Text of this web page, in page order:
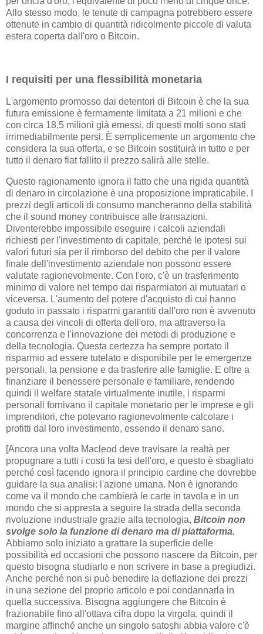
Allo stesso modo, le tenute di campagna potrebbero essere
ottenute in cambio di quantità ridicolmente piccole di valuta
estera coperta dall'oro o Bitcoin.
I requisiti per una flessibilità monetaria
L'argomento promosso dai detentori di Bitcoin è che la sua
futura emissione è fermamente limitata a 21 milioni e che
con circa 18,5 milioni già emessi, di questi molti sono stati
irrimediabilmente persi. È semplicemente un argomento che
considera la sua offerta, e se Bitcoin sostituirà in tutto e per
tutto il denaro fiat fallito il prezzo salirà alle stelle.
Questo ragionamento ignora il fatto che una rigida quantità
di denaro in circolazione è una proposizione impraticabile. I
prezzi degli articoli di consumo mancheranno della stabilità
che il sound money contribuisce alle transazioni.
Diventerebbe impossibile eseguire i calcoli aziendali
richiesti per l'investimento di capitale, perché le ipotesi sui
valori futuri sia per il rimborso del debito che per il valore
finale dell'investimento aziendale non possono essere
valutate ragionevolmente. Con l'oro, c'è un trasferimento
minimo di valore nel tempo dai risparmiatori ai mutuatari o
viceversa. L'aumento del potere d'acquisto di cui hanno
goduto in passato i risparmi garantiti dall'oro non è avvenuto
a causa dei vincoli di offerta dell'oro, ma attraverso la
concorrenza e l'innovazione dei metodi di produzione e
della tecnologia. Questa certezza ha sempre portato il
risparmio ad essere tutelato e disponibile per le emergenze
personali, la pensione e da trasferire alle famiglie. E oltre a
finanziare il benessere personale e familiare, rendendo
quindi il welfare statale virtualmente inutile, i risparmi
personali fornivano il capitale monetario per le imprese e gli
imprenditori, che potevano ragionevolmente calcolare i
profitti dal loro investimento, essendo il denaro sano.
[Ancora una volta Macleod deve travisare la realtà per
propugnare a tutti i costi la tesi dell'oro, e questo è sbagliato
perché così facendo ignora il principio cardine che dovrebbe
guidare la sua analisi: l'azione umana. Non è ignorando
come va il mondo che cambierà le carte in tavola e in un
mondo che si appresta a seguire la strada della seconda
rivoluzione industriale grazie alla tecnologia, Bitcoin non
svolge solo la funzione di denaro ma di piattaforma.
Abbiamo solo iniziato a grattare la superficie delle
possibilità ed occasioni che possono nascere da Bitcoin, per
questo bisogna studiarlo e non scrivere in base a pregiudizi.
Anche perché non si può benedire la deflazione dei prezzi
in una sezione del proprio articolo e poi condannarla in
quella successiva. Bisogna aggiungere che Bitcoin è
frazionabile fino all'ottava cifra dopo la virgola, quindi il
margine affinché anche un singolo satoshi abbia valore c'è